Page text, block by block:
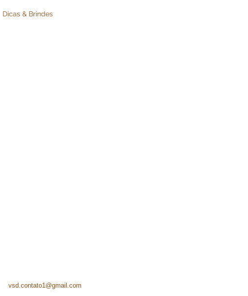
Dicas & Brindes
vsd.contato1@gmail.com